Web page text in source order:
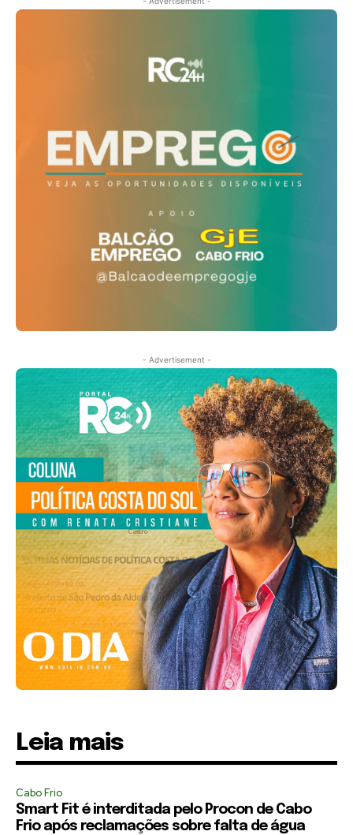
- Advertisement -
Leia mais
Cabo Frio
Smart Fit é interditada pelo Procon de Cabo
Frio após reclamações sobre falta de água